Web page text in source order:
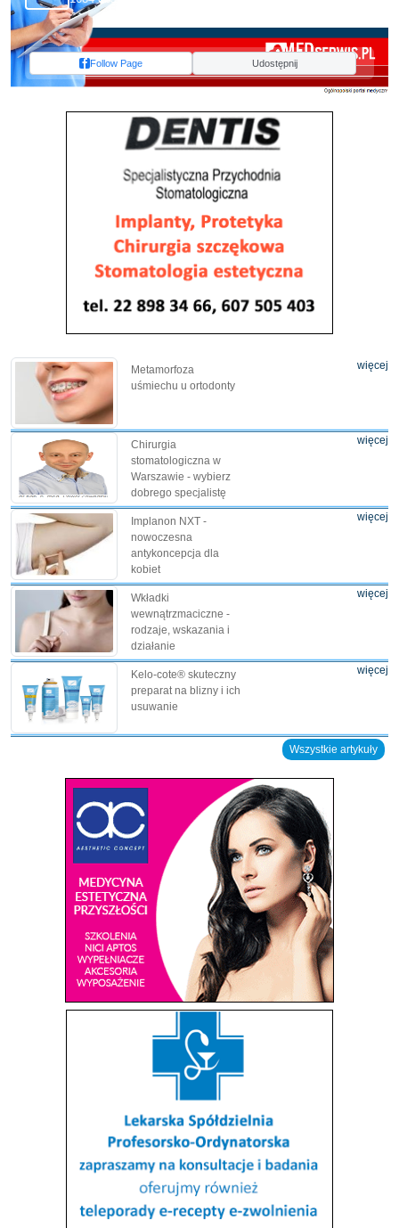
Follow Page Udostępnij
Metamorfoza
uśmiechu u ortodonty
więcej
Chirurgia
stomatologiczna w
Warszawie - wybierz
dobrego specjalistę
więcej
Implanon NXT -
nowoczesna
antykoncepcja dla
kobiet
więcej
Wkładki
wewnątrzmaciczne -
rodzaje, wskazania i
działanie
więcej
Kelo-cote® skuteczny
preparat na blizny i ich
usuwanie
więcej
Wszystkie artykuły